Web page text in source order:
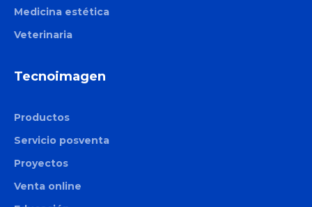
Medicina estética
Veterinaria
Tecnoimagen
Productos
Servicio posventa
Proyectos
Venta online